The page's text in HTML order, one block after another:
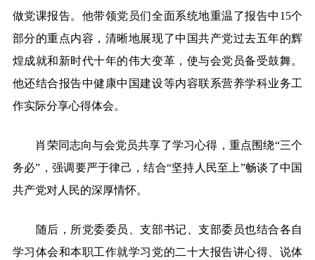
做党课报告。他带领党员们全面系统地重温了报告中15个
部分的重点内容，清晰地展现了中国共产党过去五年的辉
煌成就和新时代十年的伟大变革，使与会党员备受鼓舞。
他还结合报告中健康中国建设等内容联系营养学科业务工
作实际分享心得体会。
肖荣同志向与会党员共享了学习心得，重点围绕“三个
务必”，强调要严于律己，结合“坚持人民至上”畅谈了中国
共产党对人民的深厚情怀。
随后，所党委委员、支部书记、支部委员也结合各自
学习体会和本职工作就学习党的二十大报告讲心得、说体